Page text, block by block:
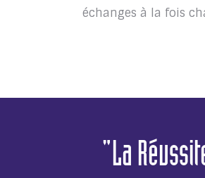
échanges à la fois
"La